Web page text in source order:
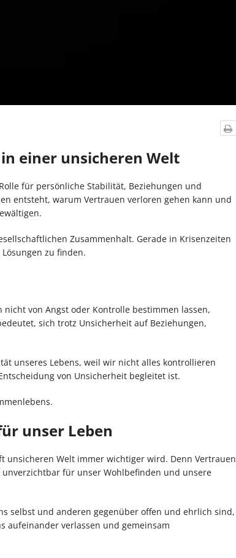
einer unsicheren Welt
für persönliche Stabilität, Beziehungen und
entsteht, warum Vertrauen verloren gehen kann und
Zusammenhalt. Gerade in Krisenzeiten
zu finden.
von Angst oder Kontrolle bestimmen lassen,
sich trotz Unsicherheit auf Beziehungen,
unseres Lebens, weil wir nicht alles kontrollieren
von Unsicherheit begleitet ist.
unser Leben
unsicheren Welt immer wichtiger wird. Denn Vertrauen
für unser Wohlbefinden und unsere
selbst und anderen gegenüber offen und ehrlich sind,
aufeinander verlassen und gemeinsam